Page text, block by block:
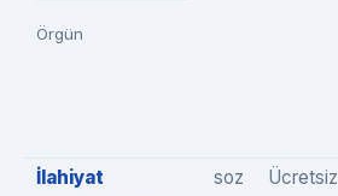
Örgün
İlahiyat soz Ücretsiz